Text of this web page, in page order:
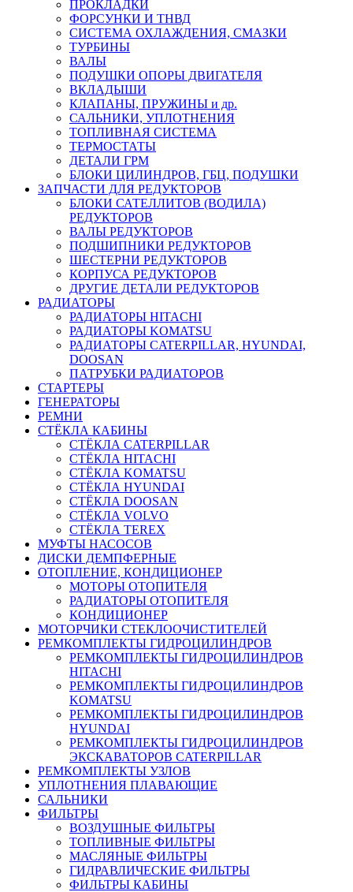
ПРОКЛАДКИ
ФОРСУНКИ И ТНВД
СИСТЕМА ОХЛАЖДЕНИЯ, СМАЗКИ
ТУРБИНЫ
ВАЛЫ
ПОДУШКИ ОПОРЫ ДВИГАТЕЛЯ
ВКЛАДЫШИ
КЛАПАНЫ, ПРУЖИНЫ и др.
САЛЬНИКИ, УПЛОТНЕНИЯ
ТОПЛИВНАЯ СИСТЕМА
ТЕРМОСТАТЫ
ДЕТАЛИ ГРМ
БЛОКИ ЦИЛИНДРОВ, ГБЦ, ПОДУШКИ
ЗАПЧАСТИ ДЛЯ РЕДУКТОРОВ
БЛОКИ САТЕЛЛИТОВ (ВОДИЛА)
РЕДУКТОРОВ
ВАЛЫ РЕДУКТОРОВ
ПОДШИПНИКИ РЕДУКТОРОВ
ШЕСТЕРНИ РЕДУКТОРОВ
КОРПУСА РЕДУКТОРОВ
ДРУГИЕ ДЕТАЛИ РЕДУКТОРОВ
РАДИАТОРЫ
РАДИАТОРЫ HITACHI
РАДИАТОРЫ KOMATSU
РАДИАТОРЫ CATERPILLAR, HYUNDAI,
DOOSAN
ПАТРУБКИ РАДИАТОРОВ
СТАРТЕРЫ
ГЕНЕРАТОРЫ
РЕМНИ
СТЁКЛА КАБИНЫ
СТЁКЛА CATERPILLAR
СТЁКЛА HITACHI
СТЁКЛА KOMATSU
СТЁКЛА HYUNDAI
СТЁКЛА DOOSAN
СТЁКЛА VOLVO
СТЁКЛА TEREX
МУФТЫ НАСОСОВ
ДИСКИ ДЕМПФЕРНЫЕ
ОТОПЛЕНИЕ, КОНДИЦИОНЕР
МОТОРЫ ОТОПИТЕЛЯ
РАДИАТОРЫ ОТОПИТЕЛЯ
КОНДИЦИОНЕР
МОТОРЧИКИ СТЕКЛООЧИСТИТЕЛЕЙ
РЕМКОМПЛЕКТЫ ГИДРОЦИЛИНДРОВ
РЕМКОМПЛЕКТЫ ГИДРОЦИЛИНДРОВ
HITACHI
РЕМКОМПЛЕКТЫ ГИДРОЦИЛИНДРОВ
KOMATSU
РЕМКОМПЛЕКТЫ ГИДРОЦИЛИНДРОВ
HYUNDAI
РЕМКОМПЛЕКТЫ ГИДРОЦИЛИНДРОВ
ЭКСКАВАТОРОВ CATERPILLAR
РЕМКОМПЛЕКТЫ УЗЛОВ
УПЛОТНЕНИЯ ПЛАВАЮЩИЕ
САЛЬНИКИ
ФИЛЬТРЫ
ВОЗДУШНЫЕ ФИЛЬТРЫ
ТОПЛИВНЫЕ ФИЛЬТРЫ
МАСЛЯНЫЕ ФИЛЬТРЫ
ГИДРАВЛИЧЕСКИЕ ФИЛЬТРЫ
ФИЛЬТРЫ КАБИНЫ